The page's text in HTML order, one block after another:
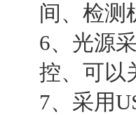
间、检测
6、光源
控、可以
7、采用